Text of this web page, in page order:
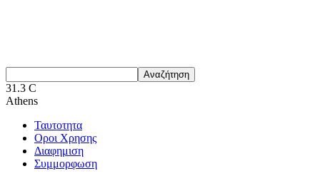
31.3 C
Athens
Ταυτοτητα
Οροι Χρησης
Διαφημιση
Συμμορφωση